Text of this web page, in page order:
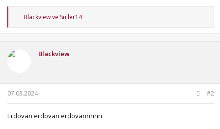
T
p
Blackviewve Süller14
Blackview
07.03.2024 #2
Erdovan erdovan erdovannnnn